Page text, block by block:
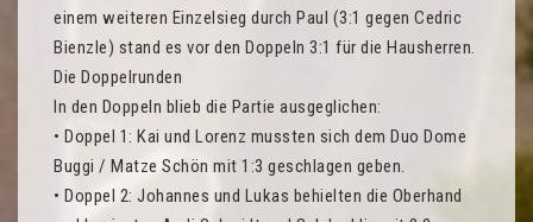
einem weiteren Einzelsieg durch Paul (3:1 gegen Cedric
Bienzle) stand es vor den Doppeln 3:1 für die Hausherren.
Die Doppelrunden
In den Doppeln blieb die Partie ausgeglichen:
• Doppel 1: Kai und Lorenz mussten sich dem Duo Dome
Buggi / Matze Schön mit 1:3 geschlagen geben.
• Doppel 2: Johannes und Lukas behielten die Oberhand